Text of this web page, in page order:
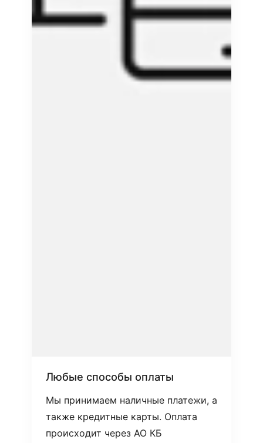
Любые способы оплаты
Мы принимаем наличные платежи, а
также кредитные карты. Оплата
происходит через АО КБ